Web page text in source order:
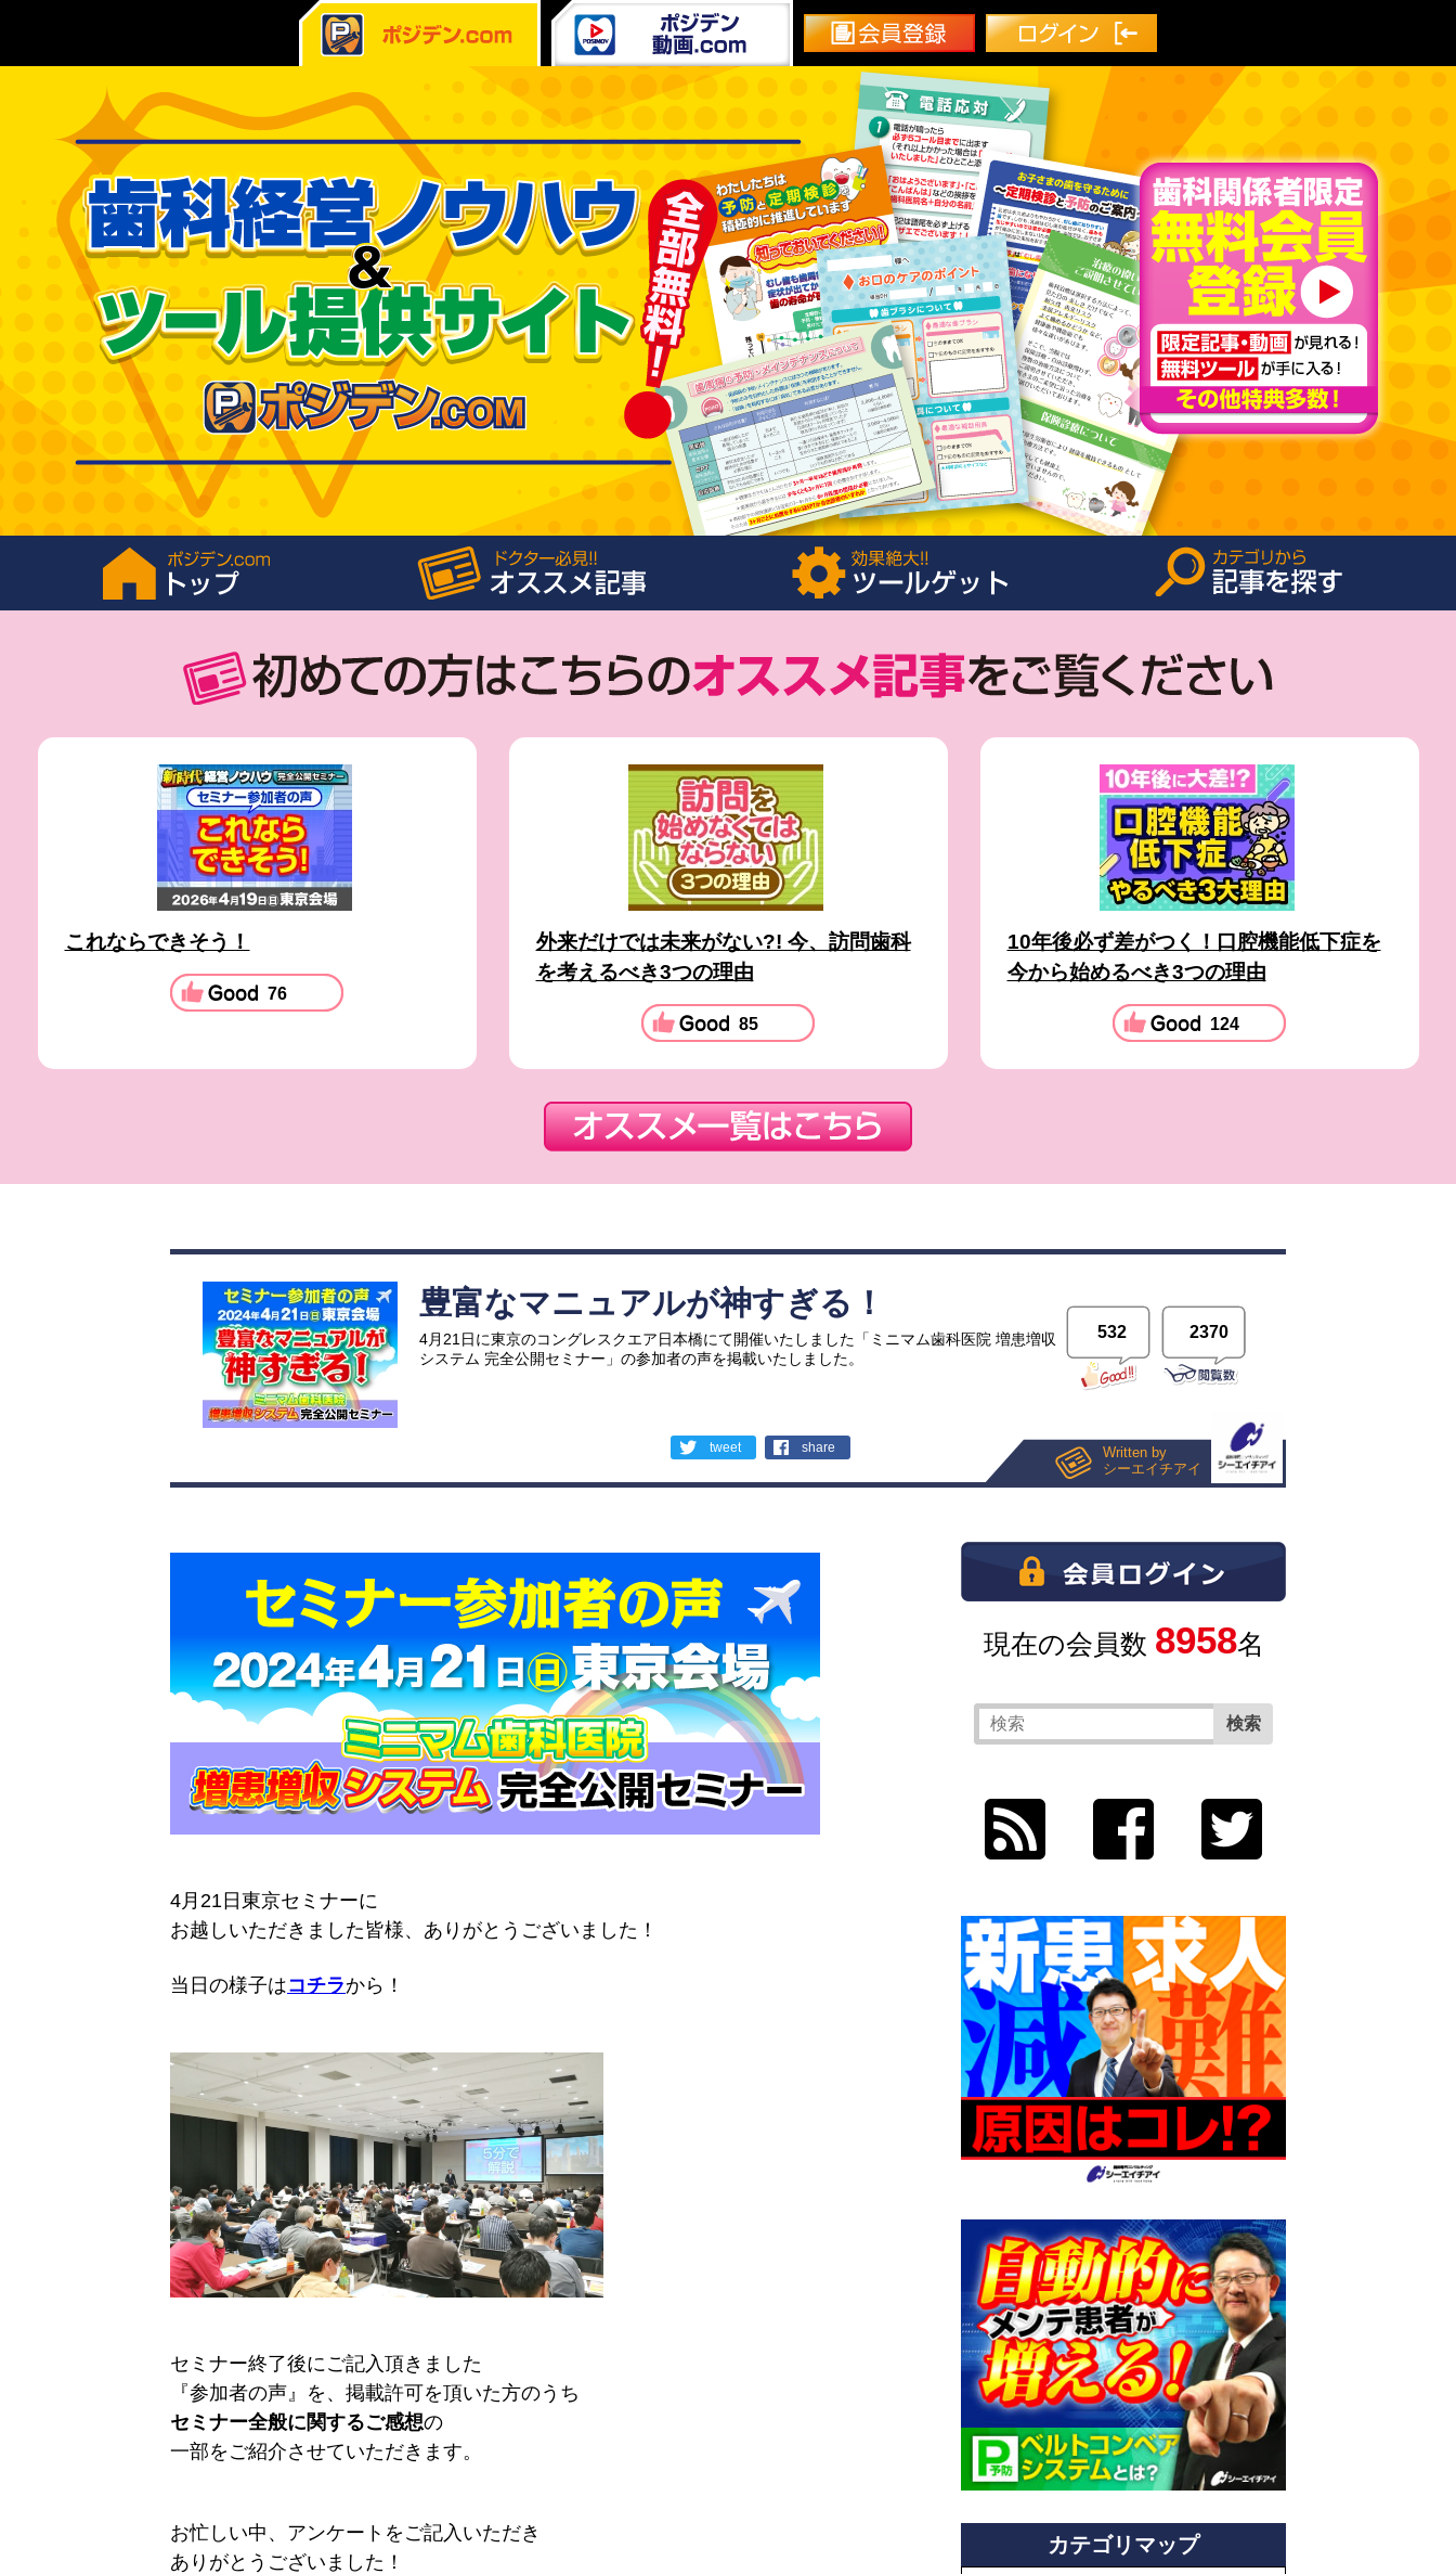
これならできそう！
76
外来だけでは未来がない?! 今、訪問歯科
を考えるべき3つの理由
85
10年後必ず差がつく！口腔機能低下症を
今から始めるべき3つの理由
124
豊富なマニュアルが神すぎる！
4月21日に東京のコングレスクエア日本橋にて開催いたしました「ミニマム歯科医院 増患増収
システム 完全公開セミナー」の参加者の声を掲載いたしました。
2370
532
tweet share
Written by
シーエイチアイ
4月21日東京セミナーに
お越しいただきました皆様、ありがとうございました！
当日の様子はコチラから！
セミナー終了後にご記入頂きました
『参加者の声』を、掲載許可を頂いた方のうち
セミナー全般に関するご感想の
一部をご紹介させていただきます。
お忙しい中、アンケートをご記入いただき
ありがとうございました！
現在の会員数 8958名
カテゴリマップ